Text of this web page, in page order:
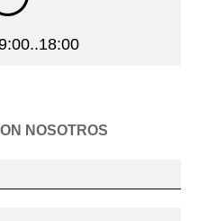
NOSOTROS